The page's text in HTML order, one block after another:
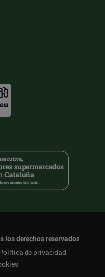
los derechos reservados
Política de privacidad